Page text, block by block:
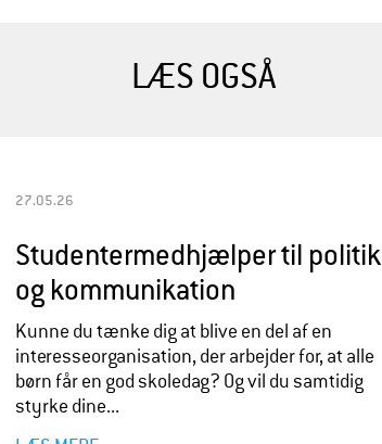
LÆS OGSÅ
27.05.26
Studentermedhjælper til politik
og kommunikation
Kunne du tænke dig at blive en del af en
interesseorganisation, der arbejder for, at alle
børn får en god skoledag? Og vil du samtidig
styrke dine...